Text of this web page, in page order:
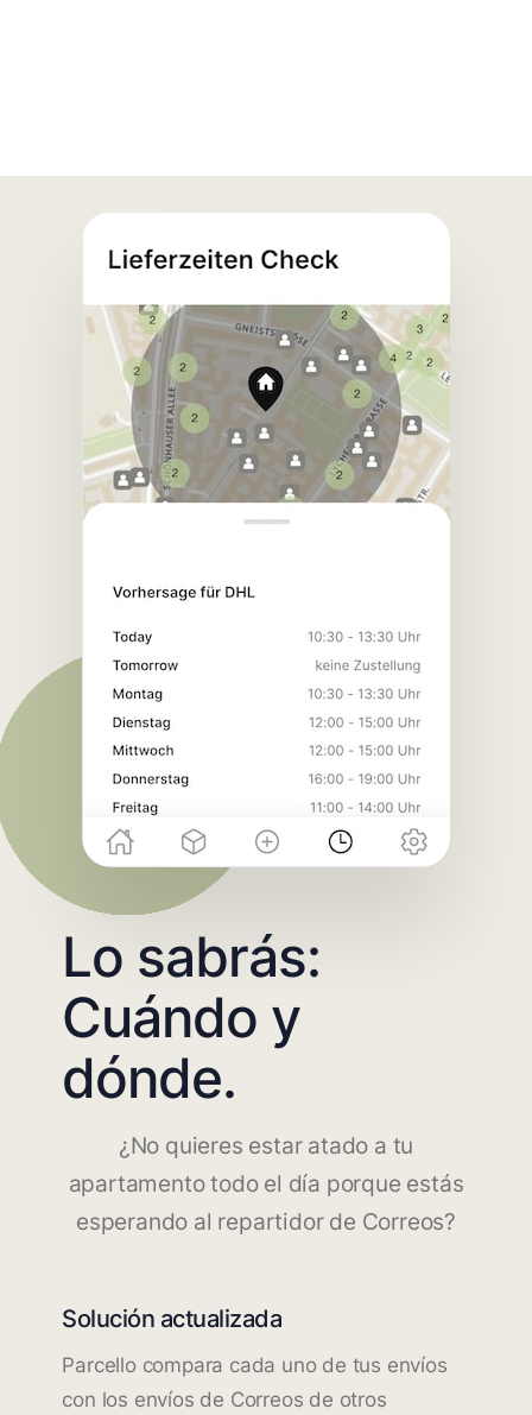
Lo sabrás:
Cuándo y
dónde.
¿No quieres estar atado a tu
apartamento todo el día porque estás
esperando al repartidor de Correos?
Solución actualizada
Parcello compara cada uno de tus envíos
con los envíos de Correos de otros